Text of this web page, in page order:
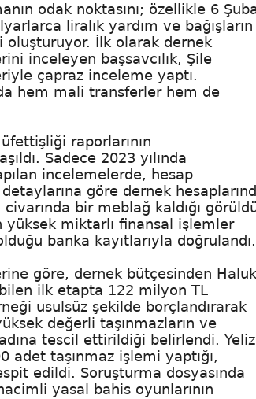
odak noktasını; özellikle 6
liralık yardım ve bağışların
oluşturuyor. İlk olarak dernek
inceleyen başsavcılık, Şile
çapraz inceleme yaptı.
hem mali transferler hem de
raporlarının
Sadece 2023 yılında
incelemelerde, hesap
göre dernek
bir meblağ kaldığı
miktarlı finansal işlemler
banka kayıtlarıyla doğrulandı.
göre, dernek bütçesinden Haluk
ilk etapta 122 milyon TL
usulsüz şekilde borçlandırarak
değerli taşınmazların ve
tescil ettirildiği belirlendi. Yeliz
adet taşınmaz işlemi yaptığı,
edildi. Soruşturma dosyasında
yasal bahis oyunlarının